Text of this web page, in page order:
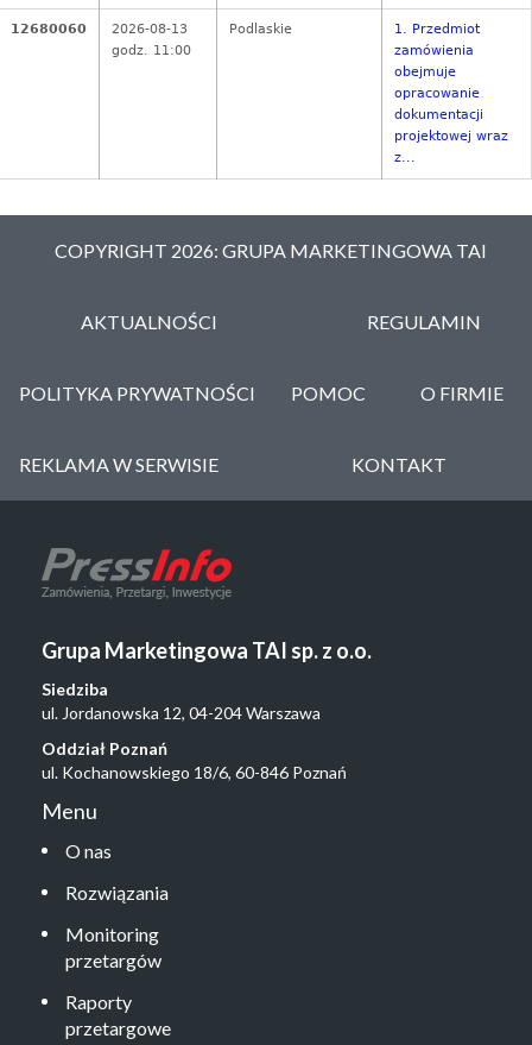
12680060
2026-08-13
godz. 11:00
Podlaskie
1. Przedmiot
zamówienia
obejmuje
opracowanie
dokumentacji
projektowej wraz
z...
COPYRIGHT 2026: GRUPA MARKETINGOWA TAI
AKTUALNOŚCI REGULAMIN
POLITYKA PRYWATNOŚCI POMOC O FIRMIE
REKLAMA W SERWISIE KONTAKT
Grupa Marketingowa TAI sp. z o.o.
Siedziba
ul. Jordanowska 12, 04-204 Warszawa
Oddział Poznań
ul. Kochanowskiego 18/6, 60-846 Poznań
Menu
O nas
Rozwiązania
Monitoring
przetargów
Raporty
przetargowe